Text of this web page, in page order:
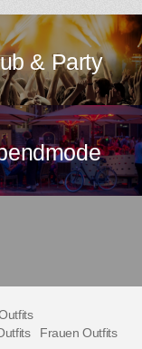
& Party
Frauen Outfits